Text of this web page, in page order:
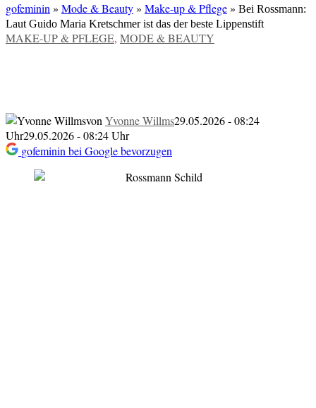
gofeminin » Mode & Beauty» Make-up & Pflege» Bei Rossmann:
Laut Guido Maria Kretschmer ist das der beste Lippenstift
VERÖFFENTLICHT
MAKE-UP & PFLEGE, MODE & BEAUTY
von Yvonne Willms29.05.2026 - 08:24
Uhr29.05.2026 - 08:24 Uhr
gofeminin bei Google bevorzugen